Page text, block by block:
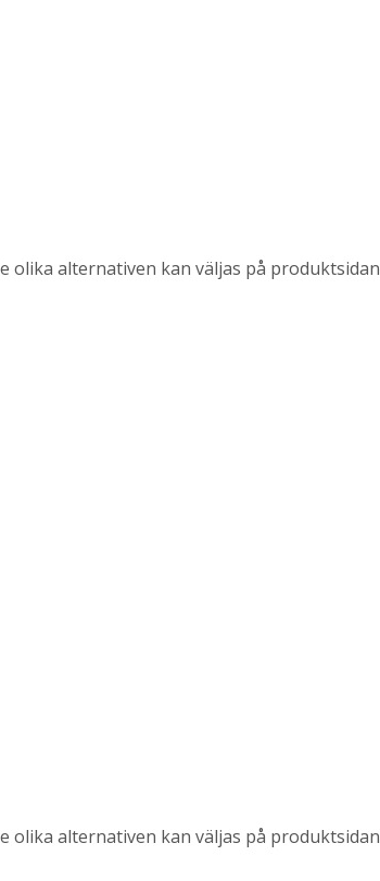
olika alternativen kan väljas på produktsidan
olika alternativen kan väljas på produktsidan